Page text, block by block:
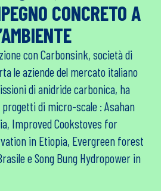
CONCRETO A
con Carbonsink, società di
le aziende del mercato italiano
di anidride carbonica, ha
di micro-scale : Asahan
Improved Cookstoves for
in Etiopia, Evergreen forest
e Song Bung Hydropower in